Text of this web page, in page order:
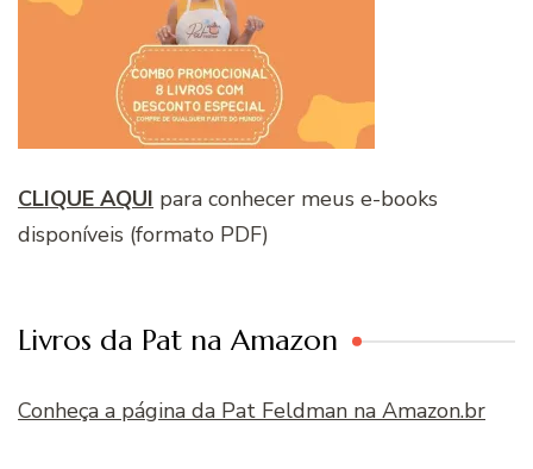
CLIQUE AQUI para conhecer meus e-books
disponíveis (formato PDF)
Livros da Pat na Amazon
Conheça a página da Pat Feldman na Amazon.br